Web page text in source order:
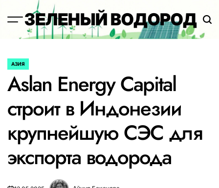
содержимому
ЗЕЛЕНЫЙ ВОДОРОД
ОПУБЛИКОВАНО
АЗИЯ
Aslan Energy Capital
строит в Индонезии
крупнейшую СЭС для
экспорта водорода